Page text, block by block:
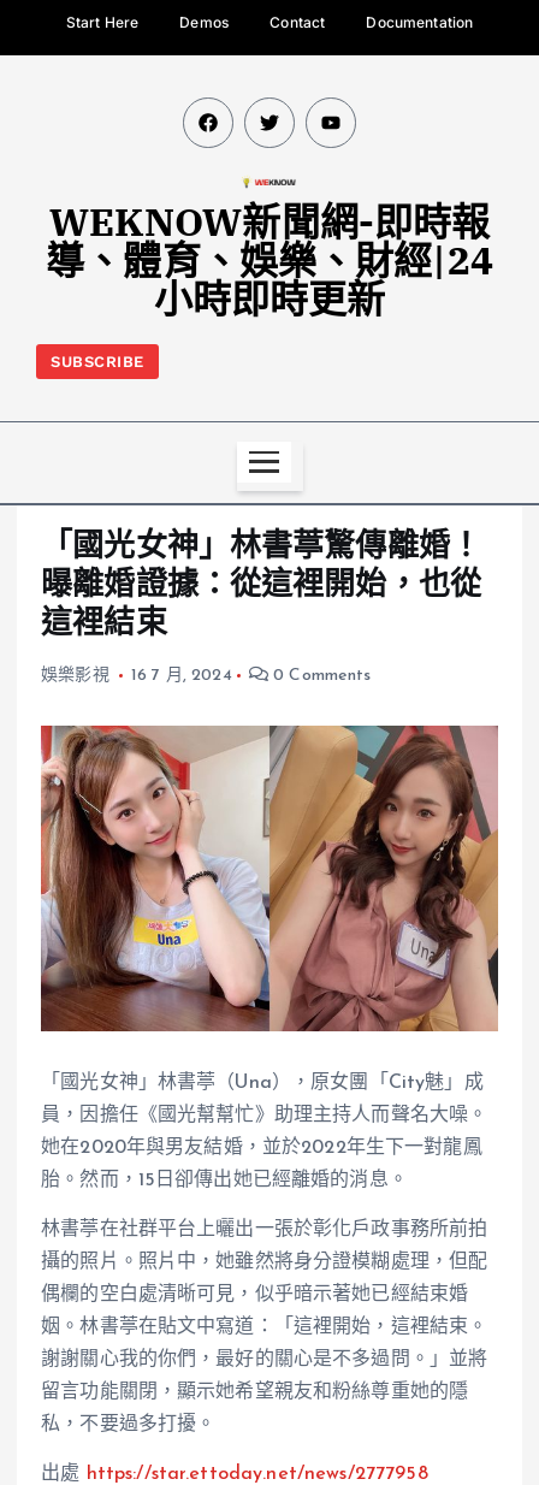
Start Here Demos Contact Documentation
WEKNOW新聞網-即時報
導、體育、娛樂、財經|24
小時即時更新
SUBSCRIBE
「國光女神」林書葶驚傳離婚！
曝離婚證據：從這裡開始，也從
這裡結束
娛樂影視 16 7 月, 2024 0 Comments
「國光女神」林書葶（Una），原女團「City魅」成
員，因擔任《國光幫幫忙》助理主持人而聲名大噪。
她在2020年與男友結婚，並於2022年生下一對龍鳳
胎。然而，15日卻傳出她已經離婚的消息。
林書葶在社群平台上曬出一張於彰化戶政事務所前拍
攝的照片。照片中，她雖然將身分證模糊處理，但配
偶欄的空白處清晰可見，似乎暗示著她已經結束婚
姻。林書葶在貼文中寫道：「這裡開始，這裡結束。
謝謝關心我的你們，最好的關心是不多過問。」並將
留言功能關閉，顯示她希望親友和粉絲尊重她的隱
私，不要過多打擾。
出處 https://star.ettoday.net/news/2777958